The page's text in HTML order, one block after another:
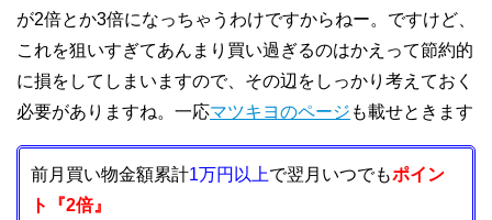
が2倍とか3倍になっちゃうわけですからねー。ですけど、
これを狙いすぎてあんまり買い過ぎるのはかえって節約的
に損をしてしまいますので、その辺をしっかり考えておく
必要がありますね。一応マツキヨのページ も載せときます
前月買い物金額累計1万円以上で翌月いつでもポイン
ト『2倍』